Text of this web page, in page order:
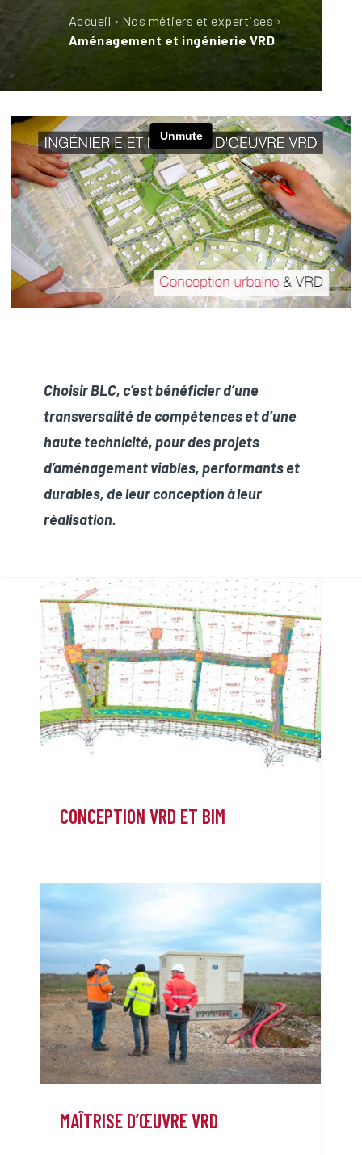
Accueil › Nos métiers et expertises ›
Aménagement et ingénierie VRD
Choisir BLC, c’est bénéficier d’une
transversalité de compétences et d’une
haute technicité, pour des projets
d’aménagement viables, performants et
durables, de leur conception à leur
réalisation.
CONCEPTION VRD ET BIM
MAÎTRISE D’ŒUVRE VRD